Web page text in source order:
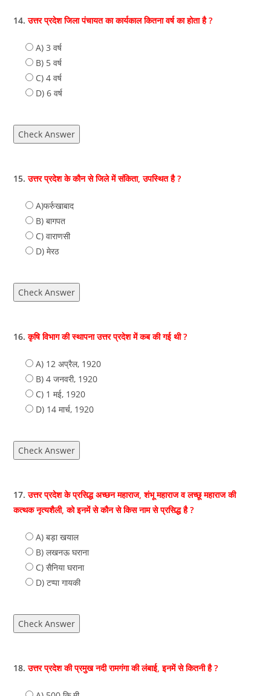
14.उत्तर प्रदेश जिला पंचायत का कार्यकाल कितना वर्ष का होता है ?
A) 3 वर्ष
B) 5 वर्ष
C) 4 वर्ष
D) 6 वर्ष
Check Answer
15.उत्तर प्रदेश के कौन से जिले में संकिता, उपस्थित है ?
A)फर्रुखाबाद
B) बागपत
C) वाराणसी
D) मेरठ
Check Answer
16. कृषि विभाग की स्थापना उत्तर प्रदेश में कब की गई थी ?
A) 12 अप्रैल, 1920
B) 4 जनवरी, 1920
C) 1 मई, 1920
D) 14 मार्च, 1920
Check Answer
17. उत्तर प्रदेश के प्रसिद्ध अच्छन महाराज, शंभू महाराज व लच्छू महाराज की
कत्थक नृत्यशैली, को इनमें से कौन से किस नाम से प्रसिद्ध है ?
A) बड़ा खयाल
B) लखनऊ घराना
C) सैनिया घराना
D) टप्पा गायकी
Check Answer
18. उत्तर प्रदेश की प्रमुख नदी रामगंगा की लंबाई, इनमें से कितनी है ?